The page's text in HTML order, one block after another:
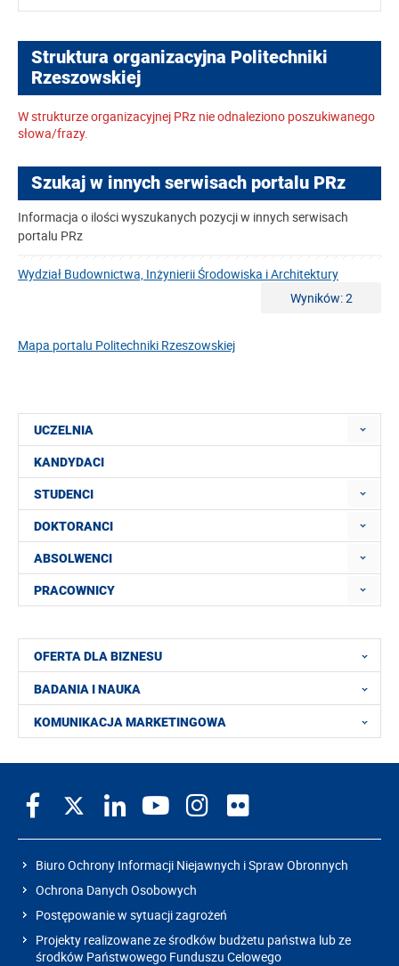
Struktura organizacyjna Politechniki
Rzeszowskiej
W strukturze organizacyjnej PRz nie odnaleziono poszukiwanego
słowa/frazy.
Szukaj w innych serwisach portalu PRz
Informacja o ilości wyszukanych pozycji w innych serwisach
portalu PRz
Wydział Budownictwa, Inżynierii Środowiska i Architektury
Wyników: 2
Mapa portalu Politechniki Rzeszowskiej
UCZELNIA
KANDYDACI
STUDENCI
DOKTORANCI
ABSOLWENCI
PRACOWNICY
OFERTA DLA BIZNESU
BADANIA I NAUKA
KOMUNIKACJA MARKETINGOWA
Biuro Ochrony Informacji Niejawnych i Spraw Obronnych
Ochrona Danych Osobowych
Postępowanie w sytuacji zagrożeń
Projekty realizowane ze środków budżetu państwa lub ze
środków Państwowego Funduszu Celowego